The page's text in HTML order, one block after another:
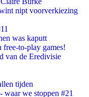
nipt voorverkiezing
was kaputt
free-to-play games!
van de Eredivisie
tijden
waar we stoppen #21